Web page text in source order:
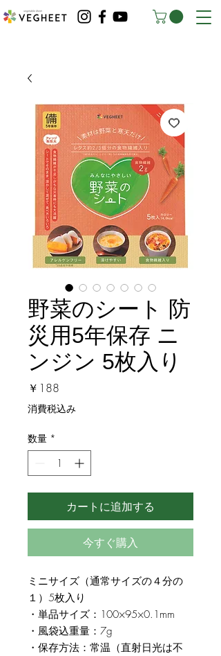
野菜のシート 防
災用5年保存 ニ
ンジン 5枚入り
￥188
格
消費税込み
数量 *
カートに追加する
今すぐ購入
ミニサイズ（通常サイズの４分の
１）5枚入り
・単品サイズ：100×95×0.1mm
・風袋込重量：7g
・保存方法：常温（直射日光は不